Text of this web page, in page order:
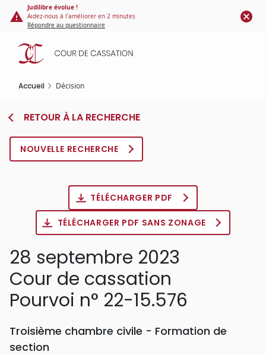
Panneau de gestion des cookies
contenu
principal
Judilibre évolue !
Aidez-nous à l'améliorer en 2 minutes
Répondre au questionnaire
Accueil Décision
RETOUR À LA RECHERCHE
NOUVELLE RECHERCHE
TÉLÉCHARGER PDF
TÉLÉCHARGER PDF SANS ZONAGE
28 septembre 2023
Cour de cassation
Pourvoi n° 22-15.576
Troisième chambre civile - Formation de
section